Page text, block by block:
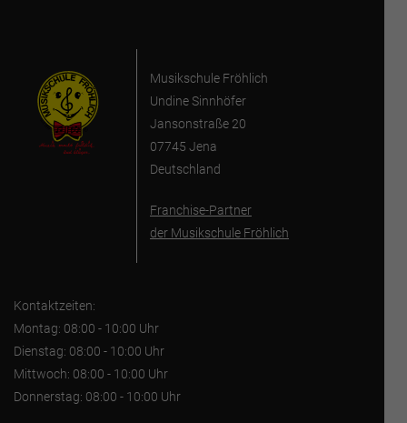
Musikschule Fröhlich
Undine Sinnhöfer
Jansonstraße 20
07745 Jena
Deutschland
Franchise-Partner
der Musikschule Fröhlich
Kontaktzeiten:
Montag: 08:00 - 10:00 Uhr
Dienstag: 08:00 - 10:00 Uhr
Mittwoch: 08:00 - 10:00 Uhr
Donnerstag: 08:00 - 10:00 Uhr